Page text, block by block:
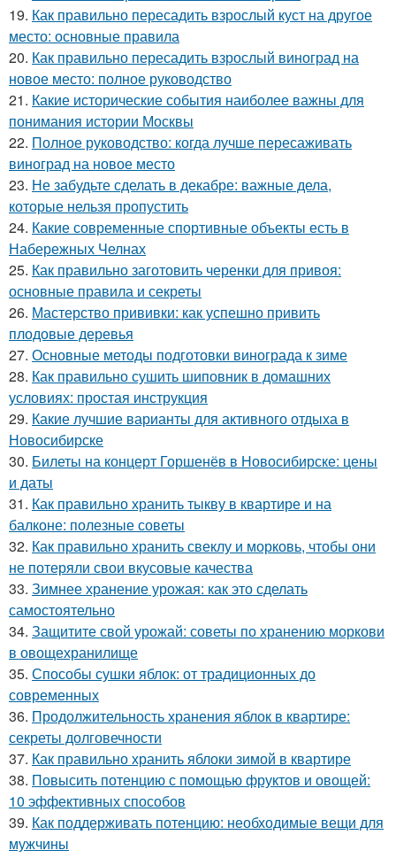
19. Как правильно пересадить взрослый куст на другое
место: основные правила
20. Как правильно пересадить взрослый виноград на
новое место: полное руководство
21. Какие исторические события наиболее важны для
понимания истории Москвы
22. Полное руководство: когда лучше пересаживать
виноград на новое место
23. Не забудьте сделать в декабре: важные дела,
которые нельзя пропустить
24. Какие современные спортивные объекты есть в
Набережных Челнах
25. Как правильно заготовить черенки для привоя:
основные правила и секреты
26. Мастерство прививки: как успешно привить
плодовые деревья
27. Основные методы подготовки винограда к зиме
28. Как правильно сушить шиповник в домашних
условиях: простая инструкция
29. Какие лучшие варианты для активного отдыха в
Новосибирске
30. Билеты на концерт Горшенёв в Новосибирске: цены
и даты
31. Как правильно хранить тыкву в квартире и на
балконе: полезные советы
32. Как правильно хранить свеклу и морковь, чтобы они
не потеряли свои вкусовые качества
33. Зимнее хранение урожая: как это сделать
самостоятельно
34. Защитите свой урожай: советы по хранению моркови
в овощехранилище
35. Способы сушки яблок: от традиционных до
современных
36. Продолжительность хранения яблок в квартире:
секреты долговечности
37. Как правильно хранить яблоки зимой в квартире
38. Повысить потенцию с помощью фруктов и овощей:
10 эффективных способов
39. Как поддерживать потенцию: необходимые вещи для
мужчины